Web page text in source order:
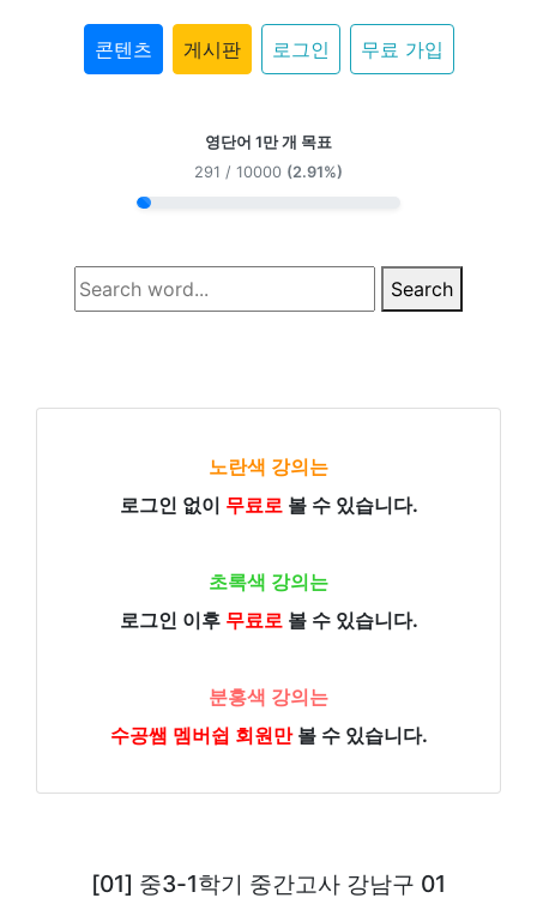
콘텐츠 게시판 로그인 무료 가입
영단어 1만 개 목표
291 / 10000 (2.91%)
Search
노란색 강의는
로그인 없이 무료로볼 수 있습니다.
초록색 강의는
로그인 이후 무료로볼 수 있습니다.
분홍색 강의는
수공쌤 멤버쉽 회원만볼 수 있습니다.
[01] 중3-1학기 중간고사 강남구 01